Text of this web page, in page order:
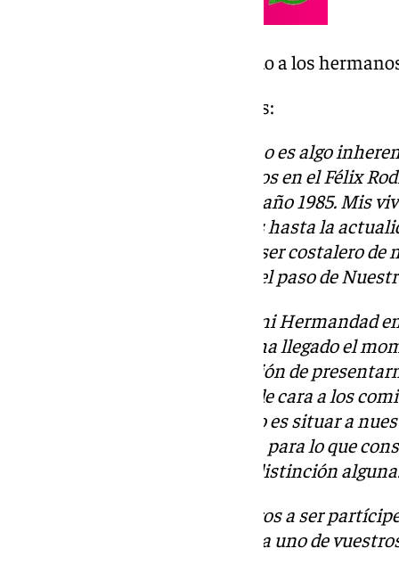
Esta es la carta que le ha enviado a los
Queridos hermanos y hermanas:
La Hermandad de Pino Montano es algo
de mi niñez vislumbro sus inicios en el Félix
mi andadura cofrade allá por el año 1985. Mis
Hermandad, desde sus orígenes hasta la
tenido el inmenso privilegio de ser costalero
capataz, durante varios años, del paso de
Siempre he procurado servir a mi Hermandad
demandado. Ahora pienso que ha llegado el
por lo que comunico mi intención de
Mayor de nuestra corporación de cara a los
diciembre de 2025. Mi propósito es situar a
le pertenece entre las de Sevilla, para lo que
todos nuestros hermanos, sin distinción
Me despido no sin antes invitaros a ser
esperanza de saber atender cada uno de